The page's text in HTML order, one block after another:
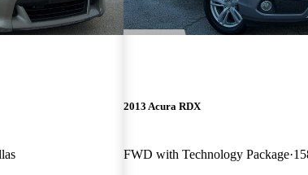
2013 Acura RDX
FWD with Technology Package